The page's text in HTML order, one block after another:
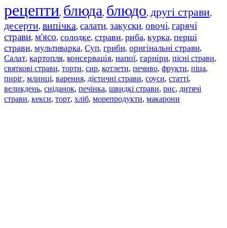
рецепти, блюда, блюдо, другі страви,
десерти, випічка, салати, закуски, овочі, гарячі
страви, м'ясо, солодке, страви, риба, курка, перші
страви, мультиварка, Суп, гриби, оригінальні страви,
Салат, картопля, консервація, напої, гарніри, пісні страви,
святкові страви, торти, сир, котлети, печиво, фрукти, піца,
пиріг, млинці, варення, дієтичні страви, соуси, статті,
великдень, сніданок, печінка, швидкі страви, рис, дитячі
страви, кекси, торт, хліб, морепродукти, макарони